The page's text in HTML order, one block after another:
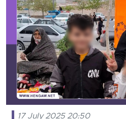
17 July 2025 20:50